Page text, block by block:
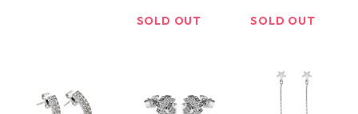
SOLD OUT
SOLD OUT